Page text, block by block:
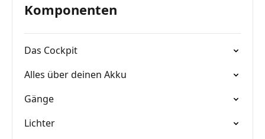
Komponenten
Das Cockpit
Alles über deinen Akku
Gänge
Lichter